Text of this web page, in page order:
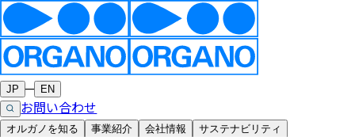
JP ─ EN
お問い合わせ
オルガノを知る 事業紹介 会社情報 サステナビリティ